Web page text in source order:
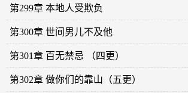
第299章 本地人受欺负
第300章 世间男儿不及他
第301章 百无禁忌 （四更）
第302章 做你们的靠山（五更）